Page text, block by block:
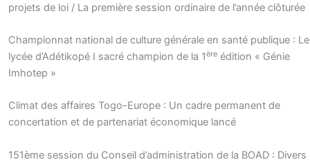
projets de loi / La première session ordinaire de l’année clôturée
Championnat national de culture générale en santé publique : Le
lycée d’Adétikopé I sacré champion de la 1ère édition « Génie
Imhotep »
Climat des affaires Togo-Europe : Un cadre permanent de
concertation et de partenariat économique lancé
151ème session du Conseil d’administration de la BOAD : Divers